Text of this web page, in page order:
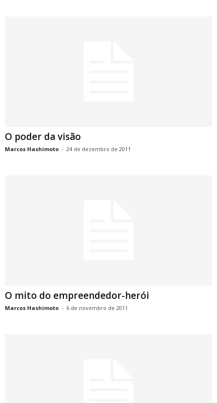
O poder da visão
Marcos Hashimoto - 24 de dezembro de 2011
O mito do empreendedor-herói
Marcos Hashimoto - 6 de novembro de 2011